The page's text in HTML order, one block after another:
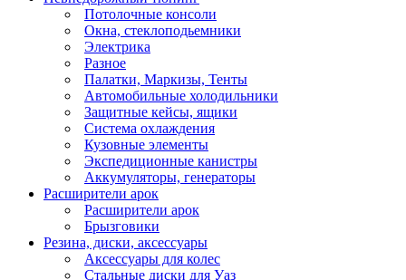
Потолочные консоли
Окна, стеклоподьемники
Электрика
Разное
Палатки, Маркизы, Тенты
Автомобильные холодильники
Защитные кейсы, ящики
Система охлаждения
Кузовные элементы
Экспедиционные канистры
Аккумуляторы, генераторы
Расширители арок
Расширители арок
Брызговики
Резина, диски, аксессуары
Аксессуары для колес
Стальные диски для Уаз